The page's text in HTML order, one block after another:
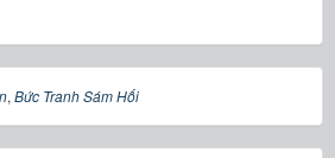
, Bức Tranh Sám Hối